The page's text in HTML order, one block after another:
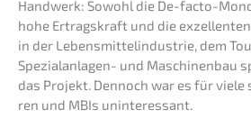
Handwerk: Sowohl die De-facto-
hohe Ertrags­kraft und die
in der Lebens­mit­tel­in­dus­trie, dem
Spezi­al­an­la­gen- und Maschi­nen­bau
das Projekt. Dennoch war es für
ren und MBIs uninteressant.